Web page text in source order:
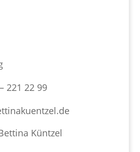
221 22 99